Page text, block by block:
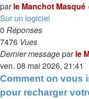
parle Manchot Masqué
Sur un logiciel
0 Réponses
7476 Vues
Dernier messageparle
ven. 08 mai 2026, 21:41
Comment on vous
pour recharger